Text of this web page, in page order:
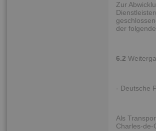
Zur
der
6.2
- Deutsche
Als
Charles-de-